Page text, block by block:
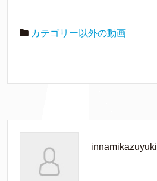
カテゴリー以外の動画
innamikazuyuki